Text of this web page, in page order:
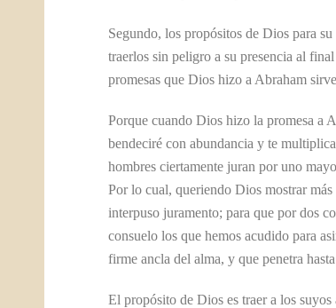
Segundo, los propósitos de Dios para
traerlos sin peligro a su presencia al
promesas que Dios hizo a Abraham
Porque cuando Dios hizo la promesa a
bendeciré con abundancia y te
hombres ciertamente juran por uno
Por lo cual, queriendo Dios mostrar
interpuso juramento; para que por dos
consuelo los que hemos acudido para
firme ancla del alma, y que penetra
El propósito de Dios es traer a los